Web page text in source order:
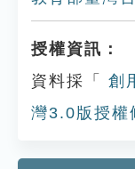
授權資訊：
資料採「
創
灣3.0版授權